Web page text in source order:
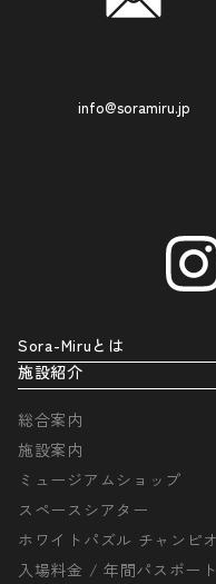
info@soramiru.jp
Sora-Miruとは
施設紹介
総合案内
施設案内
ミュージアムショップ
スペースシアター
ホワイトパズル チャンピ
入場料金 / 年間パスポート